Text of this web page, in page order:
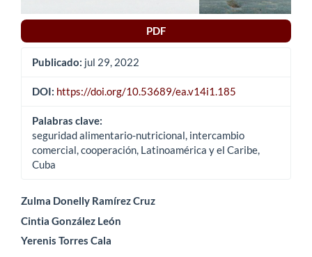
PDF
Publicado: jul 29, 2022
DOI: https://doi.org/10.53689/ea.v14i1.185
Palabras clave:
seguridad alimentario-nutricional, intercambio
comercial, cooperación, Latinoamérica y el Caribe,
Cuba
Contenido
principal
Zulma Donelly Ramírez Cruz
Cintia González León
Yerenis Torres Cala